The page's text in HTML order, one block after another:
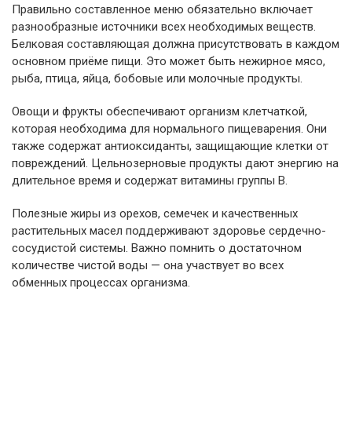
Правильно составленное меню обязательно включает
разнообразные источники всех необходимых веществ.
Белковая составляющая должна присутствовать в каждом
основном приёме пищи. Это может быть нежирное мясо,
рыба, птица, яйца, бобовые или молочные продукты.
Овощи и фрукты обеспечивают организм клетчаткой,
которая необходима для нормального пищеварения. Они
также содержат антиоксиданты, защищающие клетки от
повреждений. Цельнозерновые продукты дают энергию на
длительное время и содержат витамины группы B.
Полезные жиры из орехов, семечек и качественных
растительных масел поддерживают здоровье сердечно-
сосудистой системы. Важно помнить о достаточном
количестве чистой воды — она участвует во всех
обменных процессах организма.